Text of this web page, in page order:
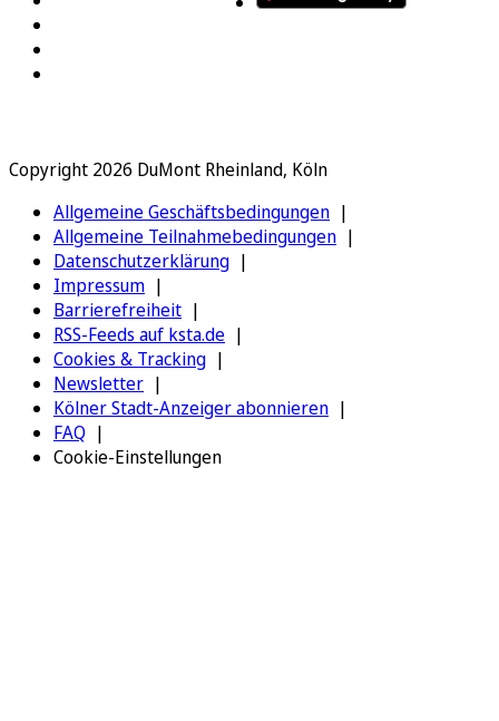
Copyright 2026 DuMont Rheinland, Köln
Allgemeine Geschäftsbedingungen
Allgemeine Teilnahmebedingungen
Datenschutzerklärung
Impressum
Barrierefreiheit
RSS-Feeds auf ksta.de
Cookies & Tracking
Newsletter
Kölner Stadt-Anzeiger abonnieren
FAQ
Cookie-Einstellungen